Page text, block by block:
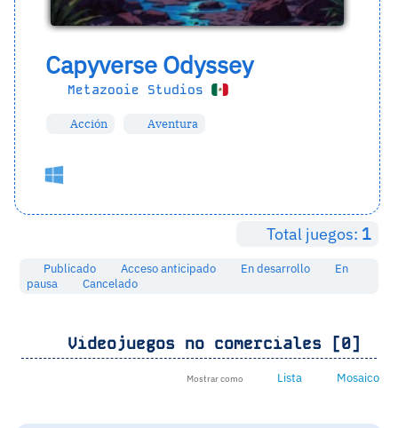
Capyverse Odyssey
Metazooie Studios
Acción Aventura
Total juegos: 1
Publicado Acceso anticipado En desarrollo
En
pausa
Cancelado
Videojuegos no comerciales [0]
Mostrar como Lista Mosaico